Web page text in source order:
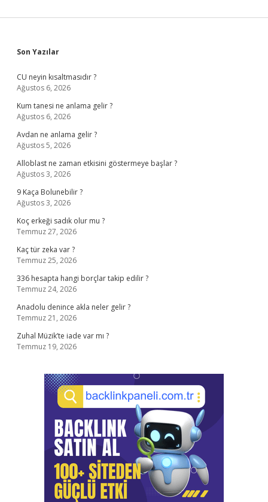
Sidebar
Son Yazılar
CU neyin kısaltmasıdır ?
Ağustos 6, 2026
Kum tanesi ne anlama gelir ?
Ağustos 6, 2026
Avdan ne anlama gelir ?
Ağustos 5, 2026
Alloblast ne zaman etkisini göstermeye başlar ?
Ağustos 3, 2026
9 Kaça Bolunebilir ?
Ağustos 3, 2026
Koç erkeği sadık olur mu ?
Temmuz 27, 2026
Kaç tür zeka var ?
Temmuz 25, 2026
336 hesapta hangi borçlar takip edilir ?
Temmuz 24, 2026
Anadolu denince akla neler gelir ?
Temmuz 21, 2026
Zuhal Müzik’te iade var mı ?
Temmuz 19, 2026